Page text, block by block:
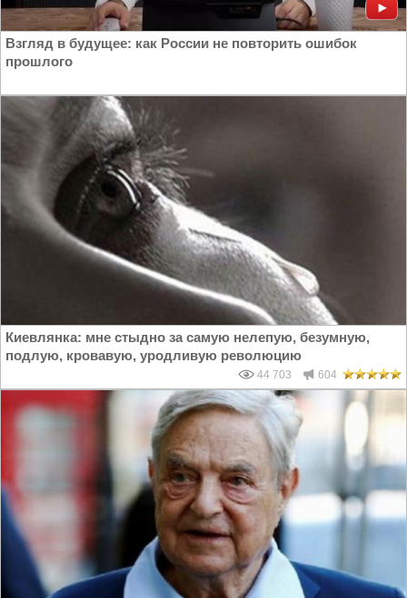
Взгляд в будущее: как России не повторить ошибок
прошлого
Киевлянка: мне стыдно за самую нелепую, безумную,
подлую, кровавую, уродливую революцию
44 703 604